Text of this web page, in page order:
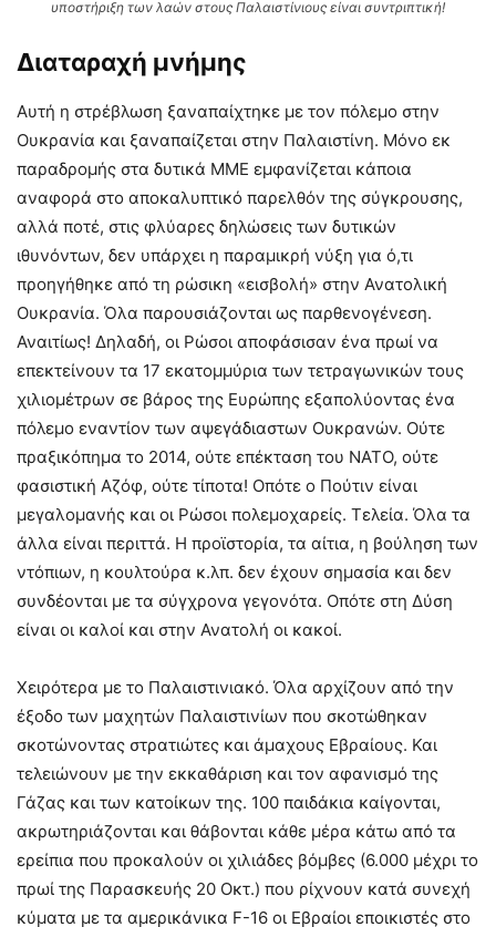
υποστήριξη των λαών στους Παλαιστίνιους είναι συντριπτική!
Διαταραχή μνήμης
Αυτή η στρέβλωση ξαναπαίχτηκε με τον πόλεμο στην
Ουκρανία και ξαναπαίζεται στην Παλαιστίνη. Μόνο εκ
παραδρομής στα δυτικά ΜΜΕ εμφανίζεται κάποια
αναφορά στο αποκαλυπτικό παρελθόν της σύγκρουσης,
αλλά ποτέ, στις φλύαρες δηλώσεις των δυτικών
ιθυνόντων, δεν υπάρχει η παραμικρή νύξη για ό,τι
προηγήθηκε από τη ρώσικη «εισβολή» στην Ανατολική
Ουκρανία. Όλα παρουσιάζονται ως παρθενογένεση.
Αναιτίως! Δηλαδή, οι Ρώσοι αποφάσισαν ένα πρωί να
επεκτείνουν τα 17 εκατομμύρια των τετραγωνικών τους
χιλιομέτρων σε βάρος της Ευρώπης εξαπολύοντας ένα
πόλεμο εναντίον των αψεγάδιαστων Ουκρανών. Ούτε
πραξικόπημα το 2014, ούτε επέκταση του ΝΑΤΟ, ούτε
φασιστική Αζόφ, ούτε τίποτα! Οπότε ο Πούτιν είναι
μεγαλομανής και οι Ρώσοι πολεμοχαρείς. Τελεία. Όλα τα
άλλα είναι περιττά. Η προϊστορία, τα αίτια, η βούληση των
ντόπιων, η κουλτούρα κ.λπ. δεν έχουν σημασία και δεν
συνδέονται με τα σύγχρονα γεγονότα. Οπότε στη Δύση
είναι οι καλοί και στην Ανατολή οι κακοί.
Χειρότερα με το Παλαιστινιακό. Όλα αρχίζουν από την
έξοδο των μαχητών Παλαιστινίων που σκοτώθηκαν
σκοτώνοντας στρατιώτες και άμαχους Εβραίους. Και
τελειώνουν με την εκκαθάριση και τον αφανισμό της
Γάζας και των κατοίκων της. 100 παιδάκια καίγονται,
ακρωτηριάζονται και θάβονται κάθε μέρα κάτω από τα
ερείπια που προκαλούν οι χιλιάδες βόμβες (6.000 μέχρι το
πρωί της Παρασκευής 20 Οκτ.) που ρίχνουν κατά συνεχή
κύματα με τα αμερικάνικα F-16 οι Εβραίοι εποικιστές στο